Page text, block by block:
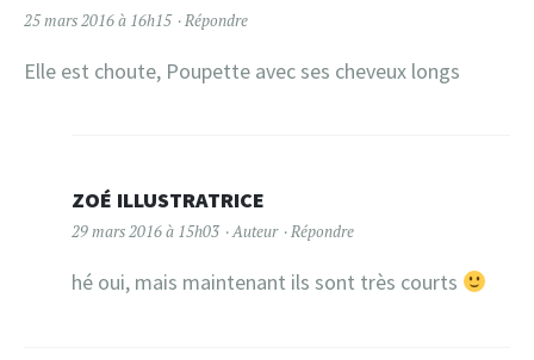
25 mars 2016 à 16h15 Répondre
Elle est choute, Poupette avec ses cheveux longs
ZOÉ ILLUSTRATRICE
29 mars 2016 à 15h03 Auteur Répondre
hé oui, mais maintenant ils sont très courts